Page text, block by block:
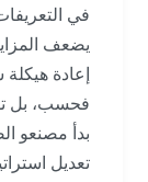
في التعريفات
يضعف المزايا
إعادة هيكلة
فحسب، بل تؤثر
بدأ مصنعو
تعديل